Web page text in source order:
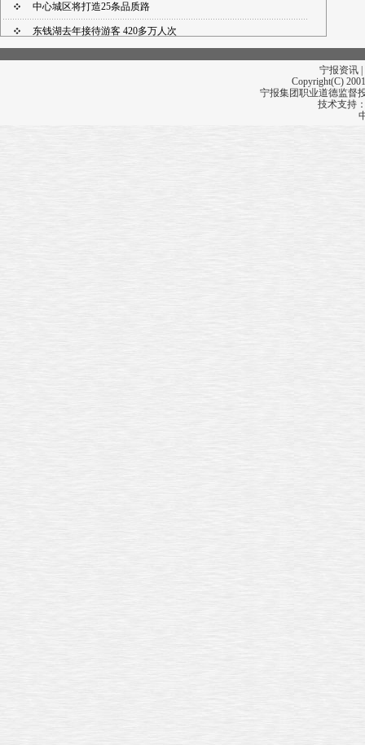
中心城区将打造25条品质路
东钱湖去年接待游客 420多万人次
宁报资讯
Copyright(C)
宁报集团职业道德监督
技术支持